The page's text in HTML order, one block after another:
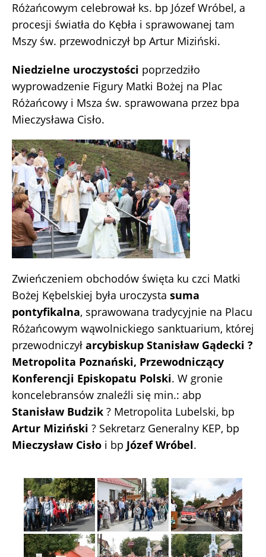
Różańcowym celebrował ks. bp Józef Wróbel, a
procesji światła do Kębła i sprawowanej tam
Mszy św. przewodniczył bp Artur Miziński.
Niedzielne uroczystości poprzedziło
wyprowadzenie Figury Matki Bożej na Plac
Różańcowy i Msza św. sprawowana przez bpa
Mieczysława Cisło.
Zwieńczeniem obchodów święta ku czci Matki
Bożej Kębelskiej była uroczysta suma
pontyfikalna, sprawowana tradycyjnie na Placu
Różańcowym wąwolnickiego sanktuarium, której
przewodniczył arcybiskup Stanisław Gądecki ?
Metropolita Poznański, Przewodniczący
Konferencji Episkopatu Polski. W gronie
koncelebransów znaleźli się min.: abp
Stanisław Budzik ? Metropolita Lubelski, bp
Artur Miziński ? Sekretarz Generalny KEP, bp
Mieczysław Cisło i bp Józef Wróbel.